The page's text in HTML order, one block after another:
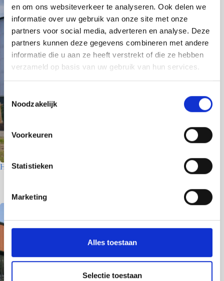
en om ons websiteverkeer te analyseren. Ook delen we
informatie over uw gebruik van onze site met onze
partners voor social media, adverteren en analyse. Deze
partners kunnen deze gegevens combineren met andere
informatie die u aan ze heeft verstrekt of die ze hebben
verzameld op basis van uw gebruik van hun services.
T
s
t
e
m
n
s
e
e
Noodzakelijk
Voorkeuren
Statistieken
Marketing
Alles toestaan
Selectie toestaan
Houtfabriek – Utrecht